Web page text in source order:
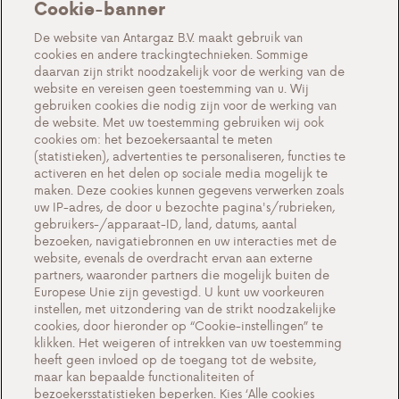
Over ons
Acties
Events
Werken bij Antargaz
Veelgestelde vragen
Contact
Cookie-instellingen
Cookiebeleid
Privacyverklaring
Contact
Belangrijke documenten
Cookie-banner
De website van Antargaz B.V. maakt gebruik van
cookies en andere trackingtechnieken. Sommige
daarvan zijn strikt noodzakelijk voor de werking van de
website en vereisen geen toestemming van u. Wij
gebruiken cookies die nodig zijn voor de werking van
de website. Met uw toestemming gebruiken wij ook
cookies om: het bezoekersaantal te meten
(statistieken), advertenties te personaliseren, functies te
activeren en het delen op sociale media mogelijk te
maken. Deze cookies kunnen gegevens verwerken zoals
uw IP-adres, de door u bezochte pagina's/rubrieken,
gebruikers-/apparaat-ID, land, datums, aantal
bezoeken, navigatiebronnen en uw interacties met de
website, evenals de overdracht ervan aan externe
partners, waaronder partners die mogelijk buiten de
Europese Unie zijn gevestigd. U kunt uw voorkeuren
instellen, met uitzondering van de strikt noodzakelijke
cookies, door hieronder op “Cookie-instellingen” te
klikken. Het weigeren of intrekken van uw toestemming
heeft geen invloed op de toegang tot de website,
maar kan bepaalde functionaliteiten of
bezoekersstatistieken beperken. Kies ‘Alle cookies